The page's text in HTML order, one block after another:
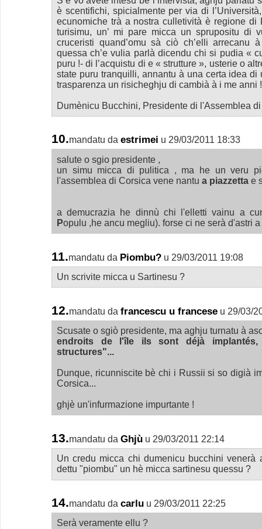
è scentifichi, spicialmente per via di
ecunomiche trà a nostra culletività è regione
turisimu, un’ mi pare micca un sprupositu di
cruceristi quand’omu sà ciò ch’elli arrecanu
quessa ch’e vulia parlà dicendu chi si pudia «
puru !- di l’acquistu di e « strutture », usterie o
state puru tranquilli, annantu à una certa idea
trasparenza un risicheghju di cambià à i me anni !
Dumènicu Bucchini, Presidente di l'Assemblea
10.mandatu da estrimei u 29/03/2011 18:33
salute o sgio presidente ,
un simu micca di pulitica , ma he un veru
l'assemblea di Corsica vene nantu a piazzettae
a demucrazia he dinnù chi l'elletti vainu a
Populu ,he ancu megliu). forse ci ne serà d'astri
11.mandatu da Piombu? u 29/03/2011 19:08
Un scrivite micca u Sartinesu ?
12.mandatu da francescu u francese u 29/03/
Scusate o sgiò presidente, ma aghju turnatu à
endroits de l'île ils sont déjà
structures"...
Dunque, ricunniscite bè chi i Russii si so digià
Corsica...
ghjè un'infurmazione impurtante !
13.mandatu da Ghjù u 29/03/2011 22:14
Un credu micca chi dumenicu bucchini venerà
dettu "piombu" un hè micca sartinesu quessu ?
14.mandatu da carlu u 29/03/2011 22:25
Serà veramente ellu ?